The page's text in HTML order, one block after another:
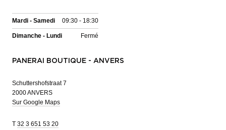
Mardi - Samedi 09:30 - 18:30
Dimanche - Lundi Fermé
PANERAI BOUTIQUE - ANVERS
Schuttershofstraat 7
2000 ANVERS
Sur Google Maps
T 32 3 651 53 20